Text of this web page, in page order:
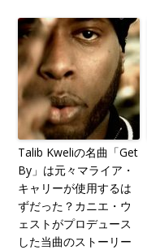
Talib Kweliの名曲「Get
By」は元々マライア・
キャリーが使用するは
ずだった？カニエ・ウ
ェストがプロデュース
した当曲のストーリー